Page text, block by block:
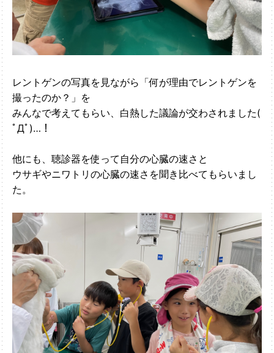
レントゲンの写真を見ながら「何が理由でレントゲンを
撮ったのか？」を
みんなで考えてもらい、白熱した議論が交わされました(
ﾟДﾟ)…！
他にも、聴診器を使って自分の心臓の速さと
ウサギやニワトリの心臓の速さを聞き比べてもらいまし
た。